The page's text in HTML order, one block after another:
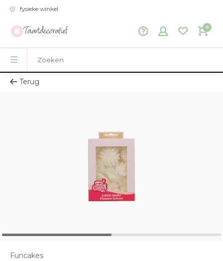
fysieke winkel
0
Terug
Funcakes